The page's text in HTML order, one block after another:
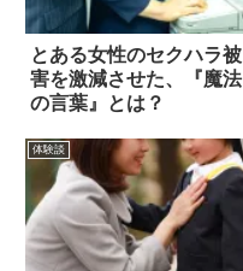
とある女性のセクハラ被
害を激減させた、『魔法
の言葉』とは？
体験談